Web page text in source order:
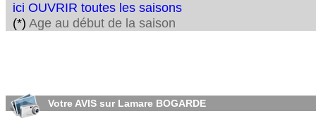
ici OUVRIR toutes les saisons
(*) Age au début de la saison
Votre AVIS sur Lamare BOGARDE